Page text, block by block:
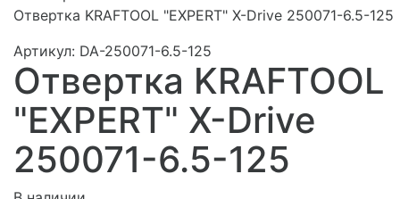
Отвертка KRAFTOOL "EXPERT" X-Drive 250071-6.5-125
Артикул: DA-250071-6.5-125
Отвертка KRAFTOOL
"EXPERT" X-Drive
250071-6.5-125